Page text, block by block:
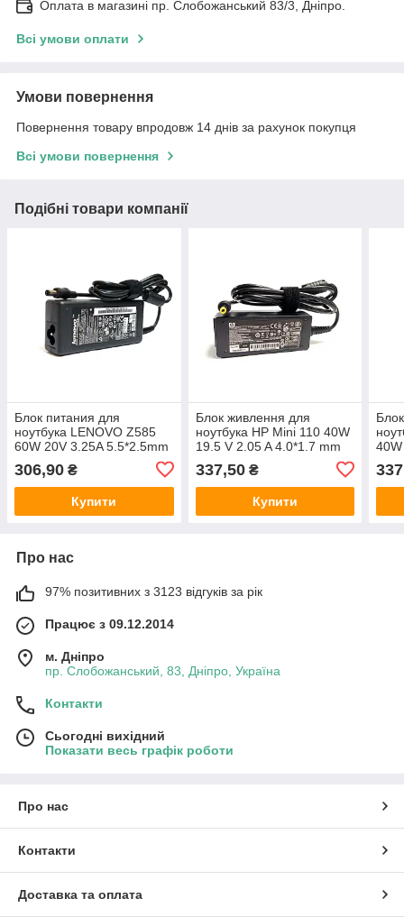
Оплата в магазині пр. Слобожанський 83/3, Дніпро.
Всі умови оплати
Умови повернення
Повернення товару впродовж 14 днів за рахунок покупця
Всі умови повернення
Подібні товари компанії
Блок питания для
ноутбука LENOVO Z585
60W 20V 3.25A 5.5*2.5mm
306,90 ₴
Купити
Блок живлення для
ноутбука HP Mini 110 40W
19.5 V 2.05 A 4.0*1.7 mm
337,50₴
Купити
Про нас
97% позитивних з 3123 відгуків за рік
Працює з 09.12.2014
м. Дніпро
пр. Слобожанський, 83, Дніпро, Україна
Контакти
Сьогодні вихідний
Показати весь графік роботи
Про нас
Контакти
Доставка та оплата